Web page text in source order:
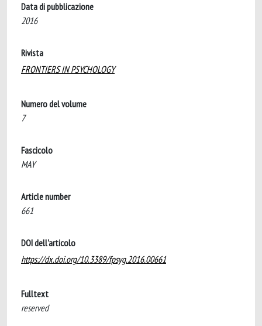
Data di pubblicazione
2016
Rivista
FRONTIERS IN PSYCHOLOGY
Numero del volume
7
Fascicolo
MAY
Article number
661
DOI dell'articolo
https://dx.doi.org/10.3389/fpsyg.2016.00661
Fulltext
reserved